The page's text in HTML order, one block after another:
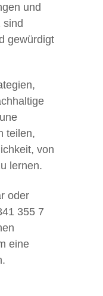
und
sind
gewürdigt
teilen,
von
lernen.
oder
355 7
eine